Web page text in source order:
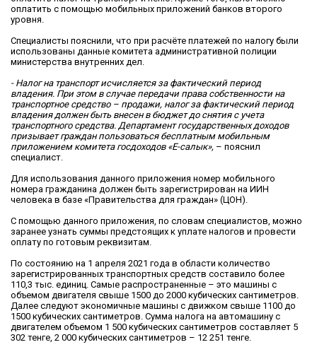
оплатить с помощью мобильных приложений банков второго
уровня.
Специалисты пояснили, что при расчёте платежей по налогу были
использованы данные комитета административной полиции
министерства внутренних дел.
- Налог на транспорт исчисляется за фактический период
владения. При этом в случае передачи права собственности на
транспортное средство – продажи, налог за фактический период
владения должен быть внесен в бюджет до снятия с учета
транспортного средства. Департамент государственных доходов
призывает граждан пользоваться бесплатным мобильным
приложением комитета госдоходов «Е-салык», – пояснил
специалист.
Для использования данного приложения номер мобильного
номера гражданина должен быть зарегистрирован на ИИН
человека в базе «Правительства для граждан» (ЦОН).
С помощью данного приложения, по словам специалистов, можно
заранее узнать суммы предстоящих к уплате налогов и провести
оплату по готовым реквизитам.
По состоянию на 1 апреля 2021 года в области количество
зарегистрированных транспортных средств составило более
110,3 тыс. единиц. Самые распространенные – это машины с
объемом двигателя свыше 1500 до 2000 кубических сантиметров.
Далее следуют экономичные машины с движком свыше 1100 до
1500 кубических сантиметров. Сумма налога на автомашину с
двигателем объемом 1 500 кубических сантиметров составляет 5
302 тенге, 2 000 кубических сантиметров – 12 251 тенге.